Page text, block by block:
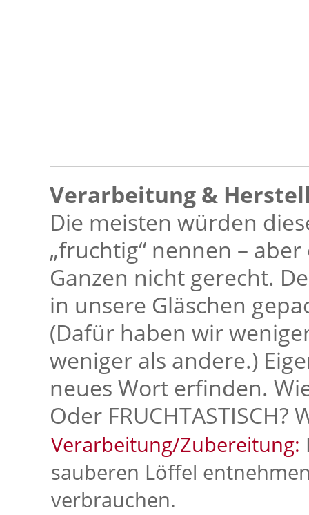
Verarbeitung &
Die meisten würden
„fruchtig“ nennen –
Ganzen nicht gerecht.
in unsere Gläschen
(Dafür haben wir
weniger als andere.)
neues Wort erfinden.
Oder FRUCHTASTISCH?
Verarbeitung/Zubereitung:
sauberen Löffel
verbrauchen.